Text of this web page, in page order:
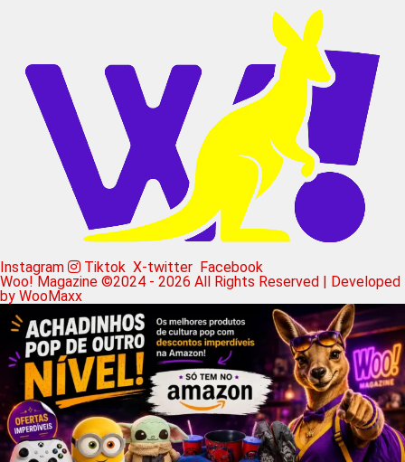
Instagram Tiktok X-twitter Facebook
Woo! Magazine ©2024 - 2026 All Rights Reserved | Developed
by WooMaxx